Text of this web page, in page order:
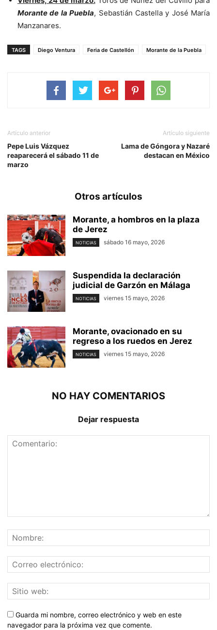
Morante de la Puebla, Sebastián Castella y José María
Manzanares.
TAGS Diego Ventura Feria de Castellón Morante de la Puebla
Artículo anterior
Pepe Luis Vázquez
reaparecerá el sábado 11 de
marzo
Artículo siguiente
Lama de Góngora y Nazaré
destacan en México
Otros artículos
Morante, a hombros en la plaza
de Jerez
NOTICIAS sábado 16 mayo, 2026
Suspendida la declaración
judicial de Garzón en Málaga
NOTICIAS viernes 15 mayo, 2026
Morante, ovacionado en su
regreso a los ruedos en Jerez
NOTICIAS viernes 15 mayo, 2026
NO HAY COMENTARIOS
Dejar respuesta
Guarda mi nombre, correo electrónico y web en este
navegador para la próxima vez que comente.